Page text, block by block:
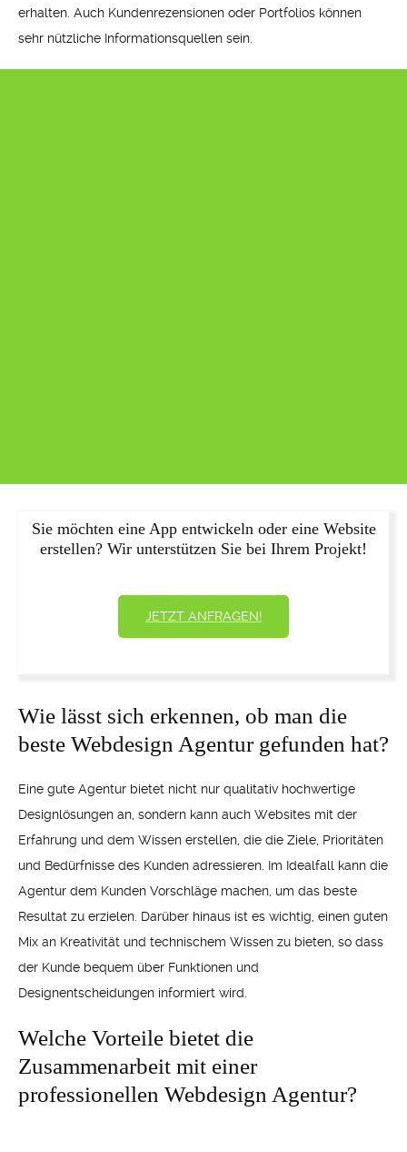
erhalten. Auch Kundenrezensionen oder Portfolios können
sehr nützliche Informationsquellen sein.
Sie möchten eine App entwickeln oder eine Website
erstellen? Wir unterstützen Sie bei Ihrem Projekt!
JETZT ANFRAGEN!
Wie lässt sich erkennen, ob man die
beste Webdesign Agentur gefunden hat?
Eine gute Agentur bietet nicht nur qualitativ hochwertige
Designlösungen an, sondern kann auch Websites mit der
Erfahrung und dem Wissen erstellen, die die Ziele, Prioritäten
und Bedürfnisse des Kunden adressieren. Im Idealfall kann die
Agentur dem Kunden Vorschläge machen, um das beste
Resultat zu erzielen. Darüber hinaus ist es wichtig, einen guten
Mix an Kreativität und technischem Wissen zu bieten, so dass
der Kunde bequem über Funktionen und
Designentscheidungen informiert wird.
Welche Vorteile bietet die
Zusammenarbeit mit einer
professionellen Webdesign Agentur?